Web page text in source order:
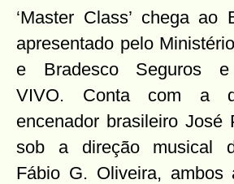
‘Master Class’ chega
apresentado pelo
e Bradesco Seguros e
VIVO. Conta com a
encenador brasileiro José
sob a direção musical
Fábio G. Oliveira, ambos